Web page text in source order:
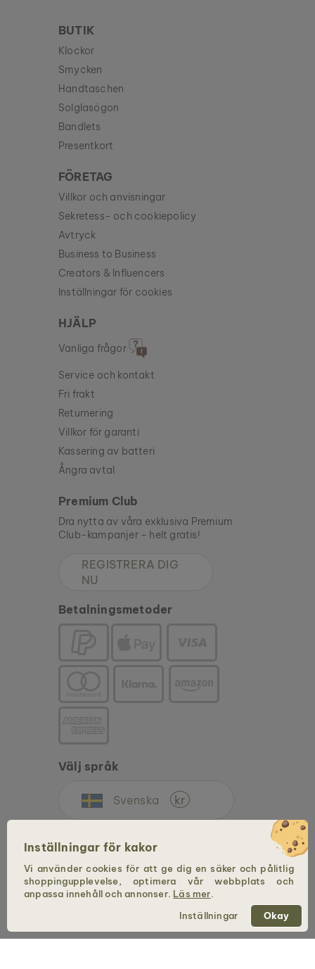
Inställningar för kakor
Vi använder cookies för att ge dig en säker och pålitlig
shoppingupplevelse, optimera vår webbplats och
anpassa innehåll och annonser. Läs mer
Inställningar
Okay
BUTIK
Klockor
Smycken
Handtaschen
Solglasögon
Bandlets
Presentkort
FÖRETAG
Villkor och anvisningar
Sekretess- och cookiepolicy
Avtryck
Business to Business
Creators & Influencers
Inställningar för cookies
HJÄLP
Vanliga frågor
Service och kontakt
Fri frakt
Returnering
Villkor för garanti
Kassering av batteri
Ångra avtal
Premium Club
Dra nytta av våra exklusiva Premium
Club-kampanjer – helt gratis!
REGISTRERA DIG
NU
Betalningsmetoder
Välj språk
Svenska kr
Copyright © 2026 Holzkern – ett varumärke från Time for Nature GmbH. Med